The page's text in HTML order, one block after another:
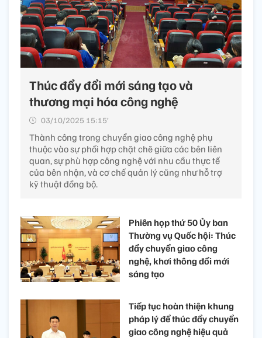
Thúc đẩy đổi mới sáng tạo và
thương mại hóa công nghệ
03/10/2025 15:15’
Thành công trong chuyển giao công nghệ phụ
thuộc vào sự phối hợp chặt chẽ giữa các bên liên
quan, sự phù hợp công nghệ với nhu cầu thực tế
của bên nhận, và cơ chế quản lý cũng như hỗ trợ
kỹ thuật đồng bộ.
Phiên họp thứ 50 Ủy ban
Thường vụ Quốc hội: Thúc
đẩy chuyển giao công
nghệ, khơi thông đổi mới
sáng tạo
Tiếp tục hoàn thiện khung
pháp lý để thúc đẩy chuyển
giao công nghệ hiệu quả